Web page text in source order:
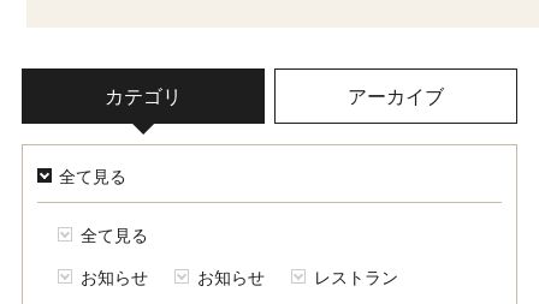
カテゴリ アーカイブ
全て見る
全て見る
お知らせ お知らせ レストラン